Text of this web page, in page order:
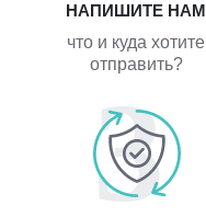
НАПИШИТЕ НАМ
что и куда хотите
отправить?